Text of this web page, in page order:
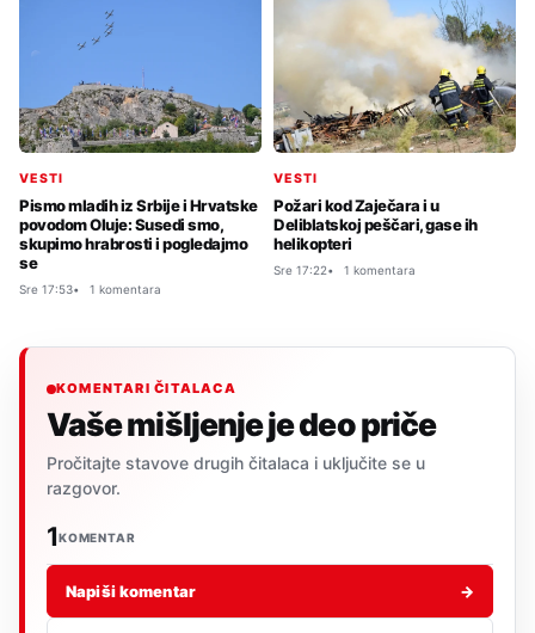
VESTI
Pismo mladih iz Srbije i Hrvatske
povodom Oluje: Susedi smo,
skupimo hrabrosti i pogledajmo
se
Sre 17:53 1 komentara
VESTI
Požari kod Zaječara i u
Deliblatskoj peščari, gase ih
helikopteri
Sre 17:22 1 komentara
KOMENTARI ČITALACA
Vaše mišljenje je deo priče
Pročitajte stavove drugih čitalaca i uključite se u
razgovor.
1KOMENTAR
Napiši komentar →